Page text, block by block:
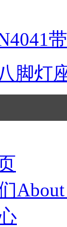
脚灯
About